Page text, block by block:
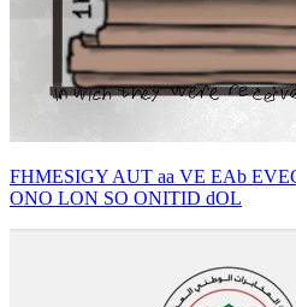
FHMESIGY AUT aa VE EAb
ONO LON SO ONITID dOL